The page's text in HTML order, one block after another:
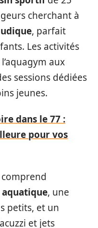
cherchant à
, parfait
Les activités
aux
sessions dédiées
jeunes.
dans le 77 :
pour vos
, une
petits, et un
et jets